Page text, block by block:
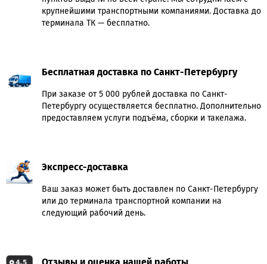
крупнейшими транспортными компаниями. Доставка до
терминала ТК — бесплатно.
Бесплатная доставка по Санкт-Петербургу
При заказе от 5 000 рублей доставка по Санкт-
Петербургу осуществляется бесплатно. Дополнительно
предоставляем услуги подъёма, сборки и такелажа.
Экспресс-доставка
Ваш заказ может быть доставлен по Санкт-Петербургу
или до терминала транспортной компании на
следующий рабочий день.